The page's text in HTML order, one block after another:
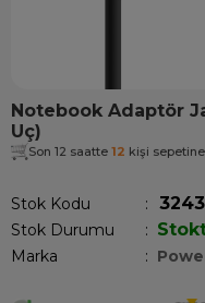
Notebook Adaptör
Uç)
Son 12 saatte 12 kişi
Stok Kodu
Stok Durumu :
Marka :